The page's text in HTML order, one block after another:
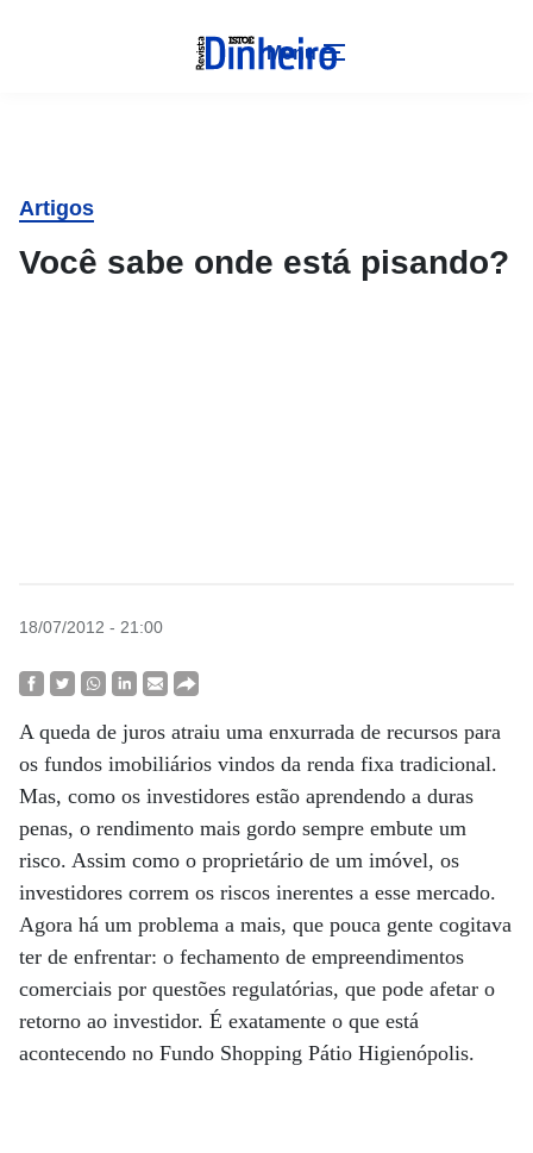
Menu
Artigos
Você sabe onde está pisando?
18/07/2012 - 21:00
A queda de juros atraiu uma enxurrada de recursos para
os fundos imobiliários vindos da renda fixa tradicional.
Mas, como os investidores estão aprendendo a duras
penas, o rendimento mais gordo sempre embute um
risco. Assim como o proprietário de um imóvel, os
investidores correm os riscos inerentes a esse mercado.
Agora há um problema a mais, que pouca gente cogitava
ter de enfrentar: o fechamento de empreendimentos
comerciais por questões regulatórias, que pode afetar o
retorno ao investidor. É exatamente o que está
acontecendo no Fundo Shopping Pátio Higienópolis.